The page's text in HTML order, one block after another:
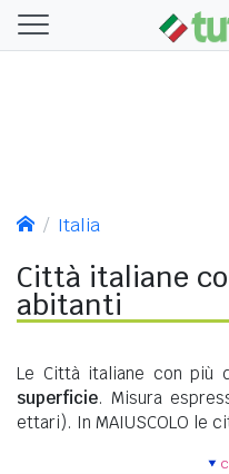
Italia
Città italiane
abitanti
Le Città italiane con più
superficie. Misura
ettari). In MAIUSCOLO le